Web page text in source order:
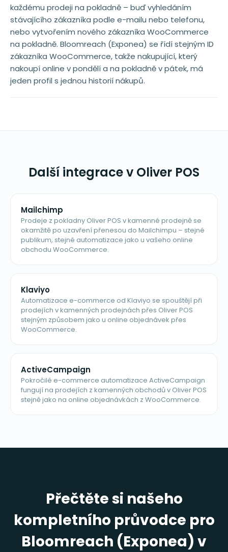
každému prodeji na pokladně – buď vyhledáním
stávajícího zákazníka podle e-mailu nebo telefonu,
nebo vytvořením nového zákazníka WooCommerce
na pokladně. Bloomreach (Exponea) se řídí stejným ID
zákazníka WooCommerce, takže nakupující, který
nakoupí online v pondělí a na pokladně v pátek, má
jeden profil s jednou historií nákupů.
Další integrace v Oliver POS
Mailchimp
Prodeje z pokladny Oliver POS v kamenné prodejně se
okamžitě po uzavření přenesou do Mailchimpu – stejné
publikum, stejné automatizace jako u vašeho online
obchodu WooCommerce.
Klaviyo
Automatizace e-commerce od Klaviyo se spouštějí při
prodejích v kamenných prodejnách přes Oliver POS
stejným způsobem jako u online objednávek přes
WooCommerce.
ActiveCampaign
Pokročilé e-commerce automatizace ActiveCampaign
fungují na prodejích z kamenných obchodů v Oliver POS
stejně jako na online objednávkách z WooCommerce.
Přečtěte si našeho
kompletního průvodce pro
Bloomreach (Exponea) v